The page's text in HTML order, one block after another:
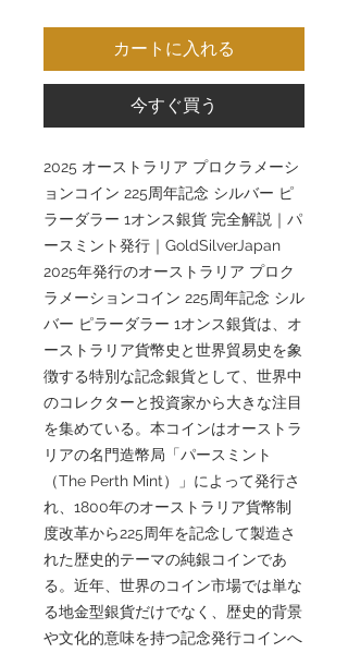
カートに入れる
今すぐ買う
2025 オーストラリア プロクラメーシ
ョンコイン 225周年記念 シルバー ピ
ラーダラー 1オンス銀貨 完全解説｜パ
ースミント発行｜GoldSilverJapan
2025年発行のオーストラリア プロク
ラメーションコイン 225周年記念 シル
バー ピラーダラー 1オンス銀貨は、オ
ーストラリア貨幣史と世界貿易史を象
徴する特別な記念銀貨として、世界中
のコレクターと投資家から大きな注目
を集めている。本コインはオーストラ
リアの名門造幣局「パースミント
（The Perth Mint）」によって発行さ
れ、1800年のオーストラリア貨幣制
度改革から225周年を記念して製造さ
れた歴史的テーマの純銀コインであ
る。近年、世界のコイン市場では単な
る地金型銀貨だけでなく、歴史的背景
や文化的意味を持つ記念発行コインへ